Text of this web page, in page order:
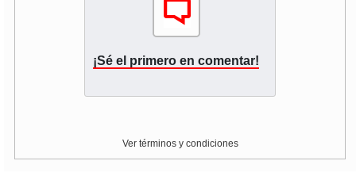
¡Sé el primero en comentar!
Ver términos y condiciones